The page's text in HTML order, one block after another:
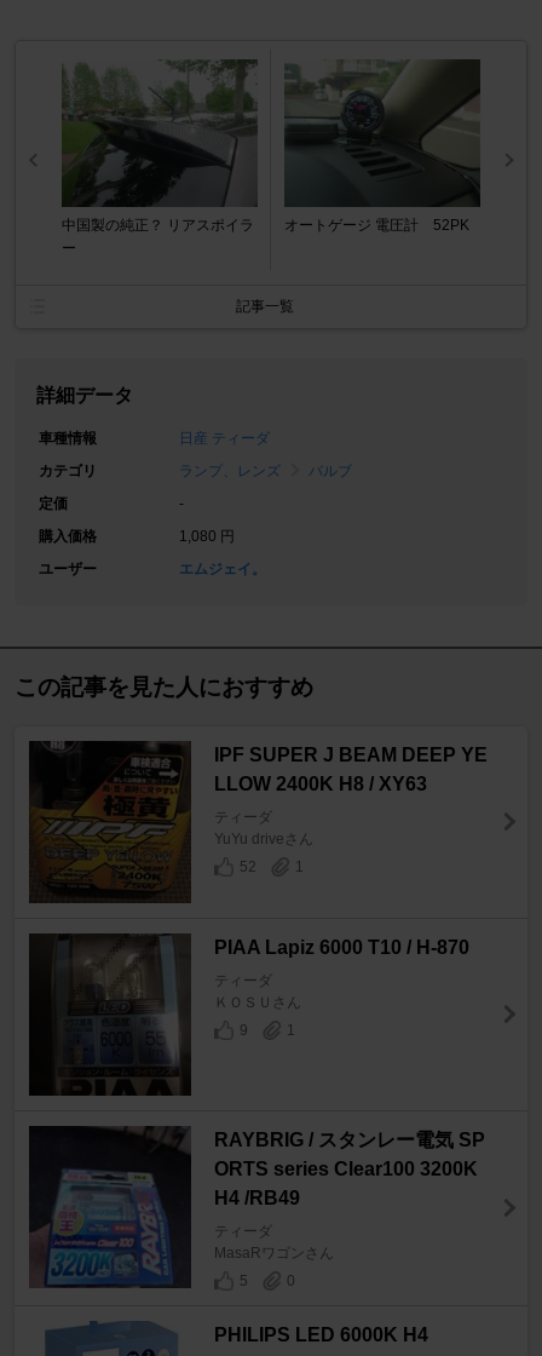
中国製の純正？ リアスポイラ
ー
オートゲージ 電圧計 52PK
記事一覧
詳細データ
車種情報
日産 ティーダ
カテゴリ
ランプ、レンズ
バルブ
定価
-
購入価格
1,080 円
ユーザー
エムジェイ。
この記事を見た人におすすめ
IPF SUPER J BEAM DEEP YE
LLOW 2400K H8 / XY63
ティーダ
YuYu driveさん
52
1
PIAA Lapiz 6000 T10 / H-870
ティーダ
ＫＯＳＵさん
9
1
RAYBRIG / スタンレー電気 SP
ORTS series Clear100 3200K
H4 /RB49
ティーダ
MasaRワゴンさん
5
0
PHILIPS LED 6000K H4